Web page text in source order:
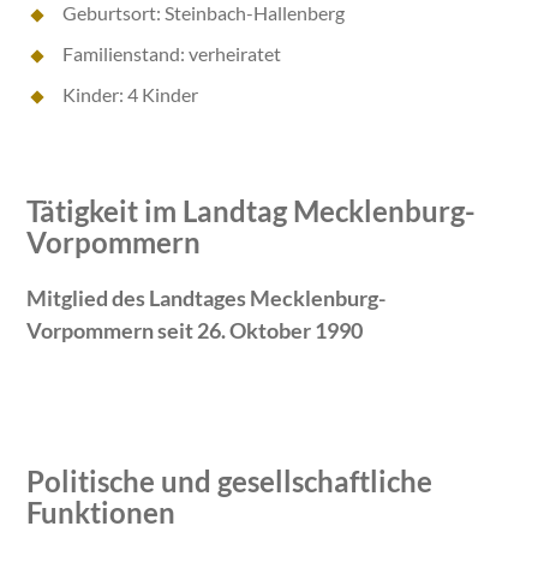
Geburtsort: Steinbach-Hallenberg
Familienstand: verheiratet
Kinder: 4 Kinder
Tätigkeit im Landtag Mecklenburg-
Vorpommern
Mitglied des Landtages Mecklenburg-
Vorpommern seit 26. Oktober 1990
Politische und gesellschaftliche
Funktionen